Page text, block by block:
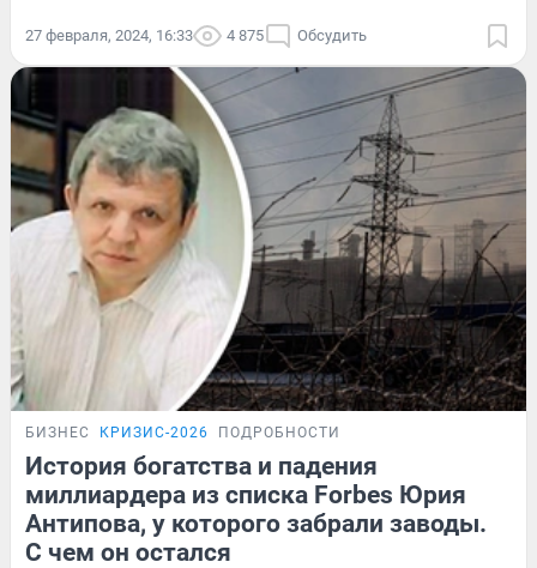
27 февраля, 2024, 16:33 4 875 Обсудить
БИЗНЕС КРИЗИС-2026 ПОДРОБНОСТИ
История богатства и падения
миллиардера из списка Forbes Юрия
Антипова, у которого забрали заводы.
С чем он остался